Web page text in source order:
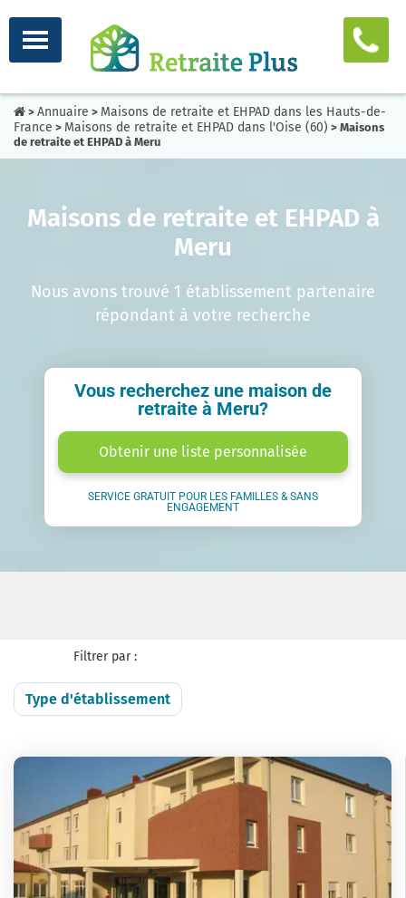
> Annuaire > Maisons de retraite et EHPAD dans les Hauts-de-
France > Maisons de retraite et EHPAD dans l'Oise (60) > Maisons
de retraite et EHPAD à Meru
Maisons de retraite et EHPAD à
Meru
Nous avons trouvé 1 établissement partenaire
répondant à votre recherche
Vous recherchez une maison de
retraite à Meru?
Obtenir une liste personnalisée
SERVICE GRATUIT POUR LES FAMILLES & SANS
ENGAGEMENT
Filtrer par :
Type d'établissement